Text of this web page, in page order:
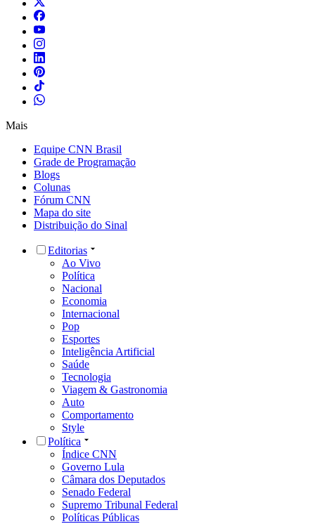
Mais
Equipe CNN Brasil
Grade de Programação
Blogs
Colunas
Fórum CNN
Mapa do site
Distribuição do Sinal
Editorias
Ao Vivo
Política
Nacional
Economia
Internacional
Pop
Esportes
Inteligência Artificial
Saúde
Tecnologia
Viagem & Gastronomia
Auto
Comportamento
Style
Política
Índice CNN
Governo Lula
Câmara dos Deputados
Senado Federal
Supremo Tribunal Federal
Políticas Públicas